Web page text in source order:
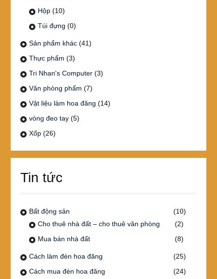
Hộp (10)
Túi đựng (0)
Sản phẩm khác (41)
Thực phẩm (3)
Tri Nhan's Computer (3)
Văn phòng phẩm (7)
Vật liệu làm hoa đăng (14)
vòng đeo tay (5)
Xốp (26)
Tin tức
Bất động sản
(10)
Cho thuê nhà đất – cho thuê văn phòng
(2)
Mua bán nhà đất
(8)
Cách làm đèn hoa đăng
(25)
Cách mua đèn hoa đăng
(24)